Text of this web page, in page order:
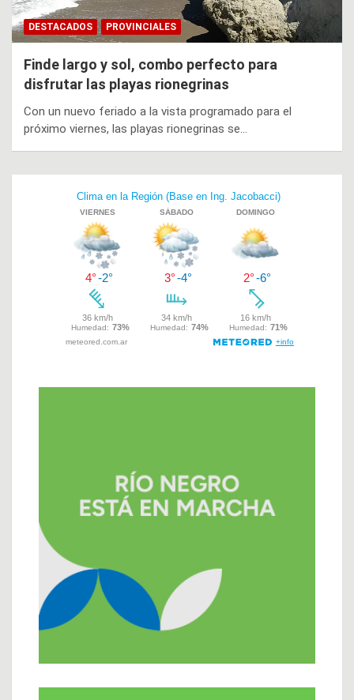
DESTACADOS PROVINCIALES
Finde largo y sol, combo perfecto para
disfrutar las playas rionegrinas
Con un nuevo feriado a la vista programado para el
próximo viernes, las playas rionegrinas se…